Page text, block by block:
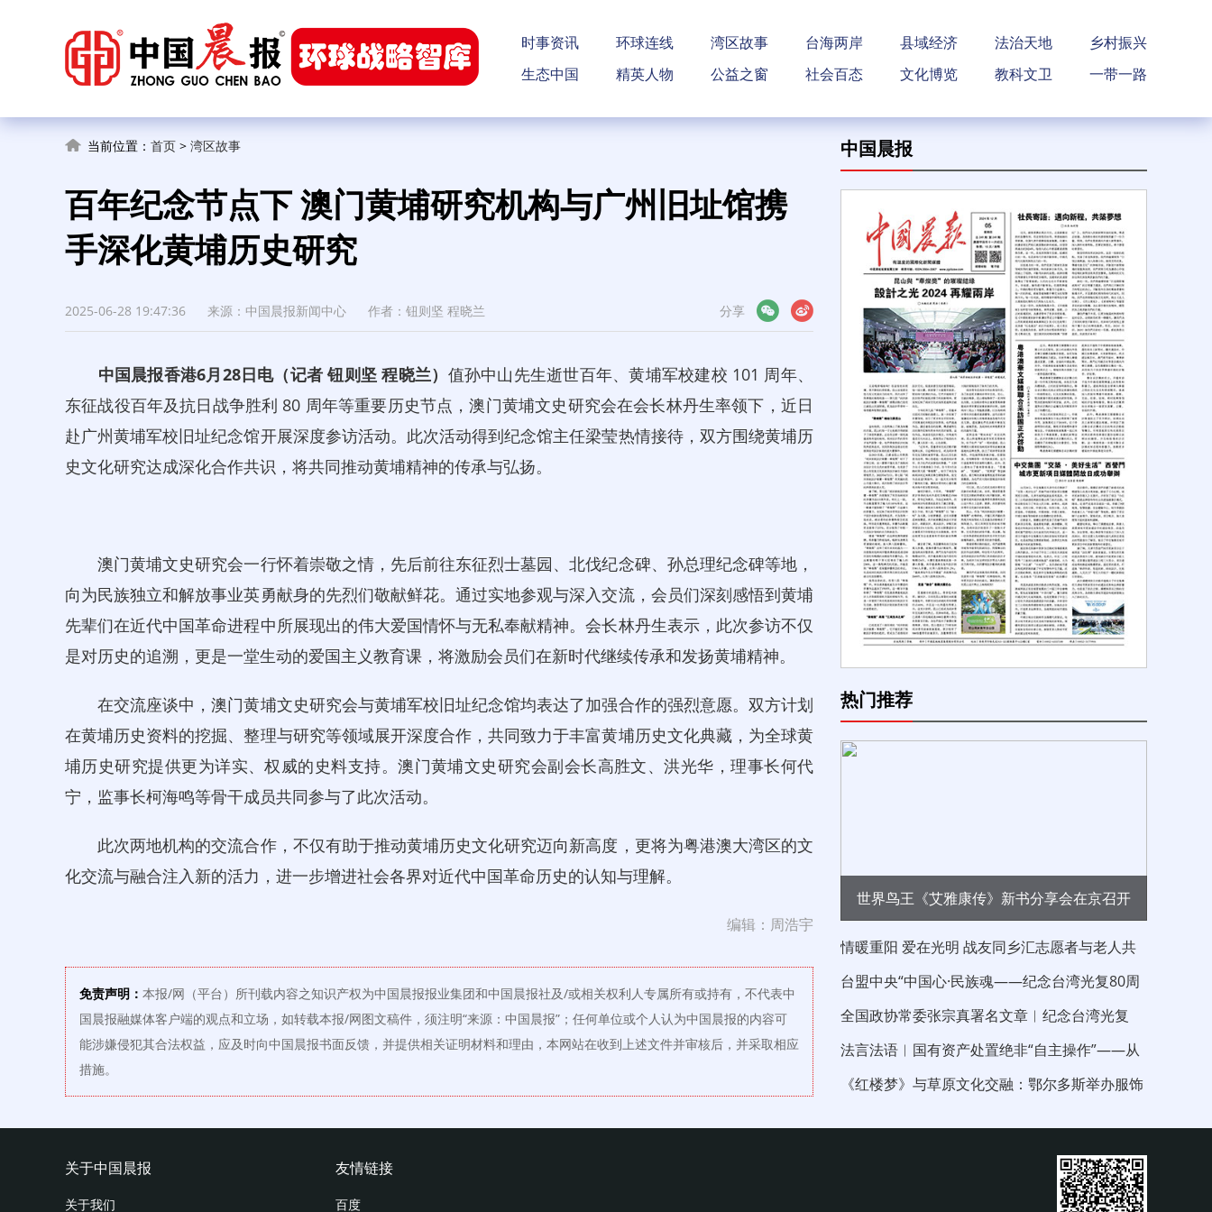
时事资讯 环球连线 湾区故事 台海两岸 县域经济 法治天地
乡村振兴
生态中国
精英人物 公益之窗 社会百态 文化博览 教科文卫 一带一路
当前位置： 首页 > 湾区故事
百年纪念节点下 澳门黄埔研究机构与广州旧址馆携
手深化黄埔历史研究
2025-06-28 19:47:36 来源：中国晨报新闻中心 作者：钮则坚 程晓兰 分享
微博
中国晨报香港6月28日电（记者 钮则坚 程晓兰） 值孙中山先生逝世百年、黄埔军校建校 101 周年、
东征战役百年及抗日战争胜利 80 周年等重要历史节点，澳门黄埔文史研究会在会长林丹生率领下，近日
赴广州黄埔军校旧址纪念馆开展深度参访活动。此次活动得到纪念馆主任梁莹热情接待，双方围绕黄埔历
史文化研究达成深化合作共识，将共同推动黄埔精神的传承与弘扬。
澳门黄埔文史研究会一行怀着崇敬之情，先后前往东征烈士墓园、北伐纪念碑、孙总理纪念碑等地，
向为民族独立和解放事业英勇献身的先烈们敬献鲜花。通过实地参观与深入交流，会员们深刻感悟到黄埔
先辈们在近代中国革命进程中所展现出的伟大爱国情怀与无私奉献精神。会长林丹生表示，此次参访不仅
是对历史的追溯，更是一堂生动的爱国主义教育课，将激励会员们在新时代继续传承和发扬黄埔精神。
在交流座谈中，澳门黄埔文史研究会与黄埔军校旧址纪念馆均表达了加强合作的强烈意愿。双方计划
在黄埔历史资料的挖掘、整理与研究等领域展开深度合作，共同致力于丰富黄埔历史文化典藏，为全球黄
埔历史研究提供更为详实、权威的史料支持。澳门黄埔文史研究会副会长高胜文、洪光华，理事长何代
宁，监事长柯海鸣等骨干成员共同参与了此次活动。
此次两地机构的交流合作，不仅有助于推动黄埔历史文化研究迈向新高度，更将为粤港澳大湾区的文
化交流与融合注入新的活力，进一步增进社会各界对近代中国革命历史的认知与理解。
编辑：周浩宇
免责声明： 本报/网（平台）所刊载内容之知识产权为中国晨报报业集团和中国晨报社及/或相关权利人专属所有或持有，不代表中
国晨报融媒体客户端的观点和立场，如转载本报/网图文稿件，须注明“来源：中国晨报”；任何单位或个人认为中国晨报的内容可
能涉嫌侵犯其合法权益，应及时向中国晨报书面反馈，并提供相关证明材料和理由，本网站在收到上述文件并审核后，并采取相应
措施。
中国晨报
热门推荐
世界鸟王《艾雅康传》新书分享会在京召开
情暖重阳 爱在光明 战友同乡汇志愿者与老人共
度重阳节
台盟中央“中国心·民族魂——纪念台湾光复80周
年”大江论坛在京举行 中国晨报社长兼
全国政协常委张宗真署名文章︱纪念台湾光复
80 周年 以伟大的抗战精神“反独促统”
法言法语︱国有资产处置绝非“自主操作”——从
信达新疆分公司债权拍卖看处置边界
《红楼梦》与草原文化交融：鄂尔多斯举办服饰
关于中国晨报
关于我们
友情链接
百度